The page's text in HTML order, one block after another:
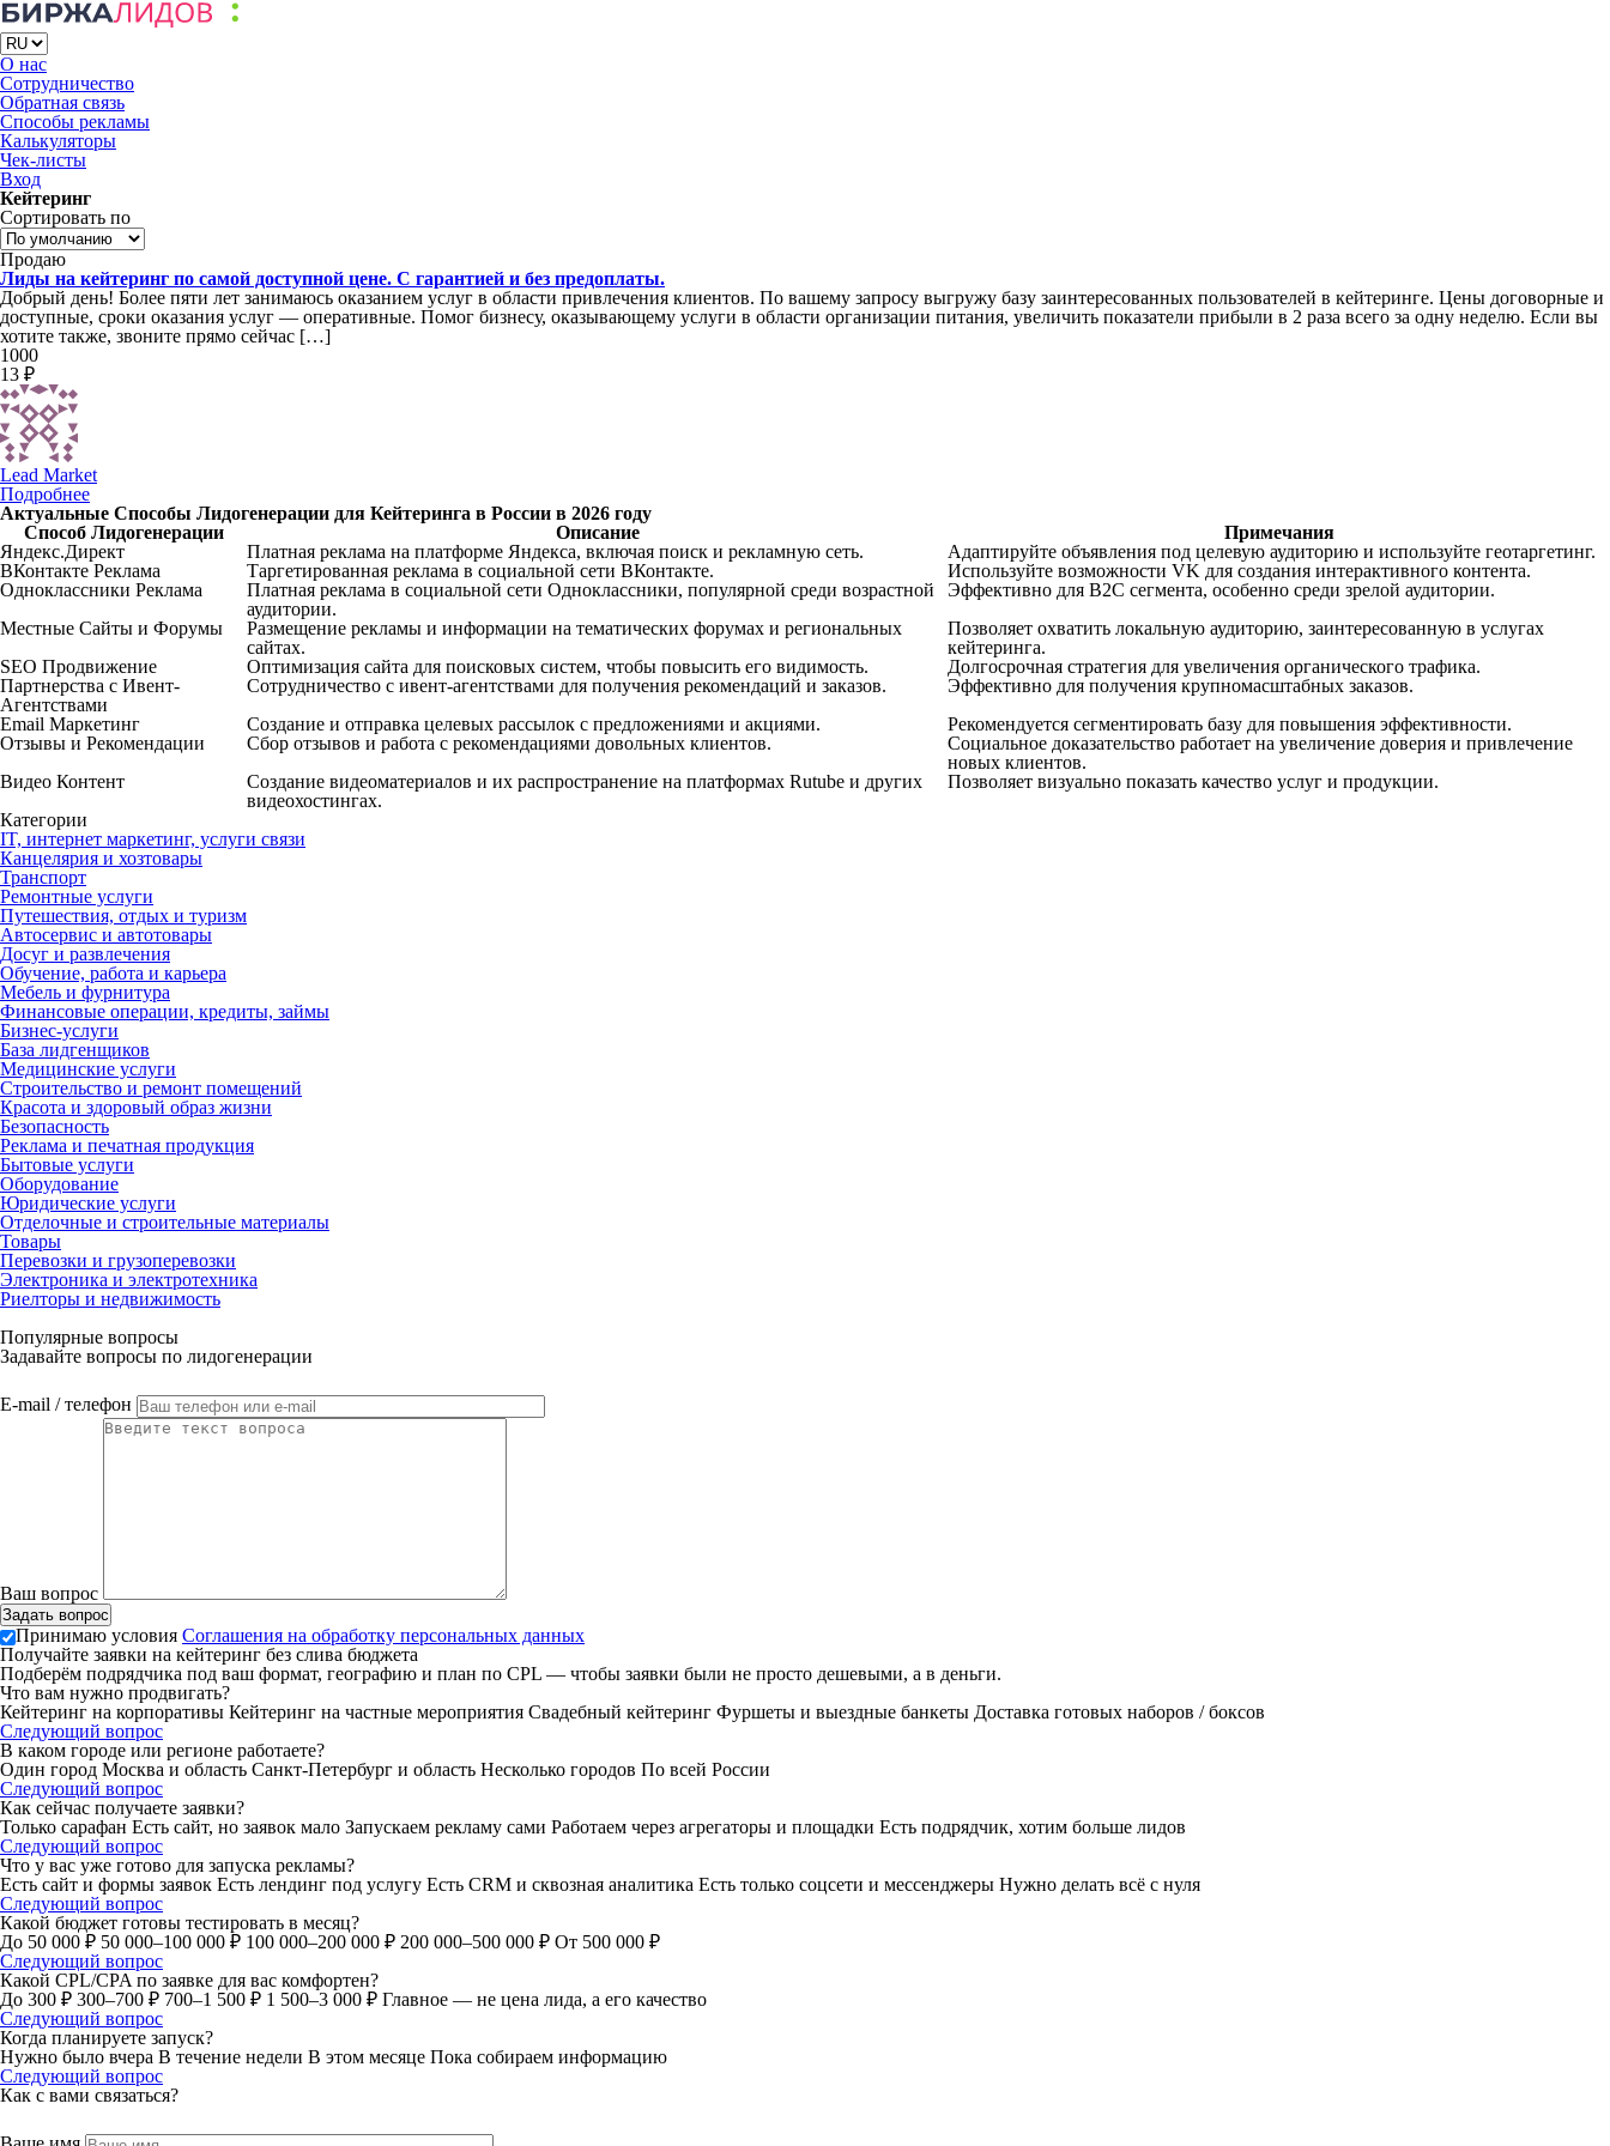
О нас
Сотрудничество
Обратная связь
Способы рекламы
Калькуляторы
Чек-листы
Вход
Кейтеринг
Сортировать по
Продаю
Лиды на кейтеринг по самой доступной цене. С гарантией и без предоплаты.
Добрый день! Более пяти лет занимаюсь оказанием услуг в области привлечения клиентов. По вашему запросу выгружу базу заинтересованных пользователей в кейтеринге. Цены договорные и
доступные, сроки оказания услуг — оперативные. Помог бизнесу, оказывающему услуги в области организации питания, увеличить показатели прибыли в 2 раза всего за одну неделю. Если вы
хотите также, звоните прямо сейчас […]
1000
13 ₽
Lead Market
Подробнее
Актуальные Способы Лидогенерации для Кейтеринга в России в 2026 году
Способ Лидогенерации
Описание
Примечания
Яндекс.Директ
Платная реклама на платформе Яндекса, включая поиск и рекламную сеть.
Адаптируйте объявления под целевую аудиторию и используйте геотаргетинг.
ВКонтакте Реклама
Таргетированная реклама в социальной сети ВКонтакте.
Используйте возможности VK для создания интерактивного контента.
Одноклассники Реклама
Платная реклама в социальной сети Одноклассники, популярной среди возрастной
аудитории.
Эффективно для B2C сегмента, особенно среди зрелой аудитории.
Местные Сайты и Форумы
Размещение рекламы и информации на тематических форумах и региональных
сайтах.
Позволяет охватить локальную аудиторию, заинтересованную в услугах
кейтеринга.
SEO Продвижение
Оптимизация сайта для поисковых систем, чтобы повысить его видимость.
Долгосрочная стратегия для увеличения органического трафика.
Партнерства с Ивент-
Агентствами
Сотрудничество с ивент-агентствами для получения рекомендаций и заказов.
Эффективно для получения крупномасштабных заказов.
Email Маркетинг
Создание и отправка целевых рассылок с предложениями и акциями.
Рекомендуется сегментировать базу для повышения эффективности.
Отзывы и Рекомендации
Сбор отзывов и работа с рекомендациями довольных клиентов.
Социальное доказательство работает на увеличение доверия и привлечение
новых клиентов.
Видео Контент
Создание видеоматериалов и их распространение на платформах Rutube и других
видеохостингах.
Позволяет визуально показать качество услуг и продукции.
Категории
IT, интернет маркетинг, услуги связи
Канцелярия и хозтовары
Транспорт
Ремонтные услуги
Путешествия, отдых и туризм
Автосервис и автотовары
Досуг и развлечения
Обучение, работа и карьера
Мебель и фурнитура
Финансовые операции, кредиты, займы
Бизнес-услуги
База лидгенщиков
Медицинские услуги
Строительство и ремонт помещений
Красота и здоровый образ жизни
Безопасность
Реклама и печатная продукция
Бытовые услуги
Оборудование
Юридические услуги
Отделочные и строительные материалы
Товары
Перевозки и грузоперевозки
Электроника и электротехника
Риелторы и недвижимость
Популярные вопросы
Задавайте вопросы по лидогенерации
E-mail / телефон
Ваш вопрос
Принимаю условия Соглашения на обработку персональных данных
Получайте заявки на кейтеринг без слива бюджета
Подберём подрядчика под ваш формат, географию и план по CPL — чтобы заявки были не просто дешевыми, а в деньги.
Что вам нужно продвигать?
Кейтеринг на корпоративы Кейтеринг на частные мероприятия Свадебный кейтеринг Фуршеты и выездные банкеты Доставка готовых наборов / боксов
Следующий вопрос
В каком городе или регионе работаете?
Один город Москва и область Санкт-Петербург и область Несколько городов По всей России
Следующий вопрос
Как сейчас получаете заявки?
Только сарафан Есть сайт, но заявок мало Запускаем рекламу сами Работаем через агрегаторы и площадки Есть подрядчик, хотим больше лидов
Следующий вопрос
Что у вас уже готово для запуска рекламы?
Есть сайт и формы заявок Есть лендинг под услугу Есть CRM и сквозная аналитика Есть только соцсети и мессенджеры Нужно делать всё с нуля
Следующий вопрос
Какой бюджет готовы тестировать в месяц?
До 50 000 ₽ 50 000–100 000 ₽ 100 000–200 000 ₽ 200 000–500 000 ₽ От 500 000 ₽
Следующий вопрос
Какой CPL/CPA по заявке для вас комфортен?
До 300 ₽ 300–700 ₽ 700–1 500 ₽ 1 500–3 000 ₽ Главное — не цена лида, а его качество
Следующий вопрос
Когда планируете запуск?
Нужно было вчера В течение недели В этом месяце Пока собираем информацию
Следующий вопрос
Как с вами связаться?